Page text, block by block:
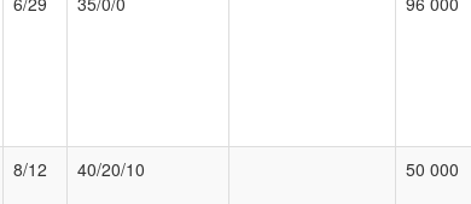
8/12 40/20/10 50 000